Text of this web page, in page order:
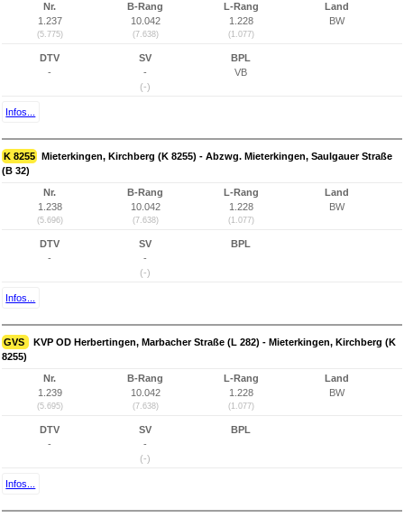
Nr.
1.237
(5.775)
B-Rang
10.042
(7.638)
L-Rang
1.228
(1.077)
Land
BW
DTV
-
SV
-
(-)
BPL
VB
Infos...
K 8255 Mieterkingen, Kirchberg (K 8255) - Abzwg. Mieterkingen, Saulgauer Straße
(B 32)
Nr.
1.238
(5.696)
B-Rang
10.042
(7.638)
L-Rang
1.228
(1.077)
Land
BW
DTV
-
SV
-
(-)
BPL
Infos...
GVS
KVP OD Herbertingen, Marbacher Straße (L 282) - Mieterkingen, Kirchberg (K
8255)
Nr.
1.239
(5.695)
B-Rang
10.042
(7.638)
L-Rang
1.228
(1.077)
Land
BW
DTV
-
SV
-
(-)
BPL
Infos...